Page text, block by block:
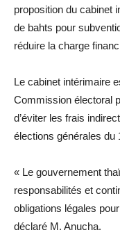
proposition du cabinet
de bahts pour
réduire la charge
Le cabinet intérimaire
Commission électoral
d’éviter les frais
élections générales du
« Le gouvernement
responsabilités et
obligations légales
déclaré M. Anucha.